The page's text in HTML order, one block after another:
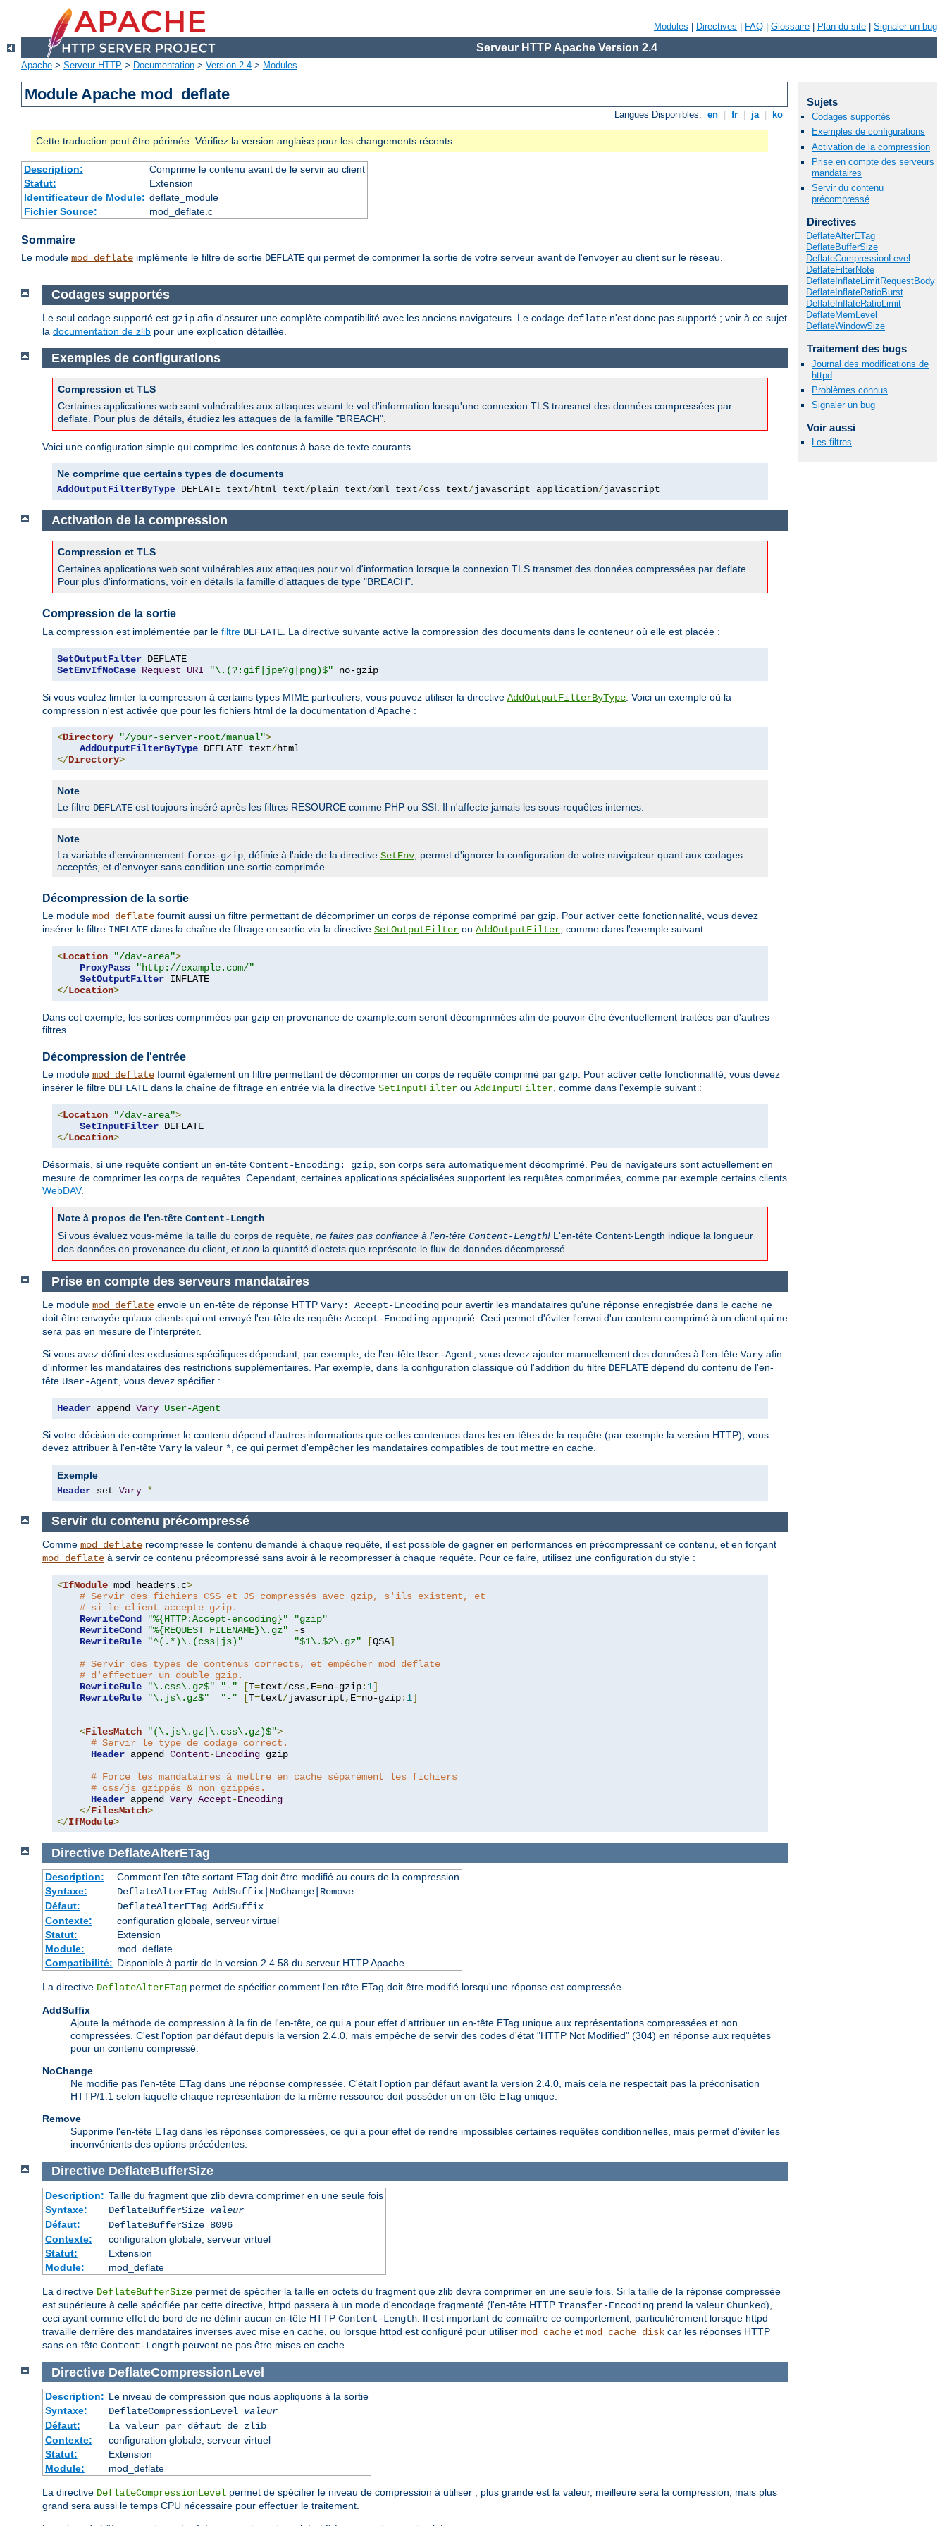
Modules Directives FAQ Glossaire Plan du site Signaler un bug
Serveur HTTP Apache Version 2.4
Apache > Serveur HTTP > Documentation > Version 2.4 > Modules
Module Apache mod_deflate
Langues Disponibles: en fr ja ko
Cette traduction peut être périmée. Vérifiez la version anglaise pour les changements récents.
Description:
Comprime le contenu avant de le servir au client
Statut:
Extension
Identificateur de Module: deflate_module
Fichier Source:
mod_deflate.c
Sommaire
Le module mod_deflate implémente le filtre de sortie DEFLATE qui permet de comprimer la sortie de votre serveur avant de l'envoyer au client sur le réseau.
Codages supportés
Le seul codage supporté est gzip afin d'assurer une complète compatibilité avec les anciens navigateurs. Le codage deflate n'est donc pas supporté ; voir à ce sujet
la documentation de zlib pour une explication détaillée.
Exemples de configurations
Compression et TLS
Certaines applications web sont vulnérables aux attaques visant le vol d'information lorsqu'une connexion TLS transmet des données compressées par
deflate. Pour plus de détails, étudiez les attaques de la famille "BREACH".
Voici une configuration simple qui comprime les contenus à base de texte courants.
Ne comprime que certains types de documents
AddOutputFilterByType DEFLATE text/html text/plain text/xml text/css text/javascript application/javascript
Activation de la compression
Compression et TLS
Certaines applications web sont vulnérables aux attaques pour vol d'information lorsque la connexion TLS transmet des données compressées par deflate.
Pour plus d'informations, voir en détails la famille d'attaques de type "BREACH".
Compression de la sortie
La compression est implémentée par le filtre DEFLATE . La directive suivante active la compression des documents dans le conteneur où elle est placée :
SetOutputFilter
SetEnvIfNoCase Request_URI "\.(?:gif|jpe?g|png)$" no-gzip
Si vous voulez limiter la compression à certains types MIME particuliers, vous pouvez utiliser la directive AddOutputFilterByType . Voici un exemple où la
compression n'est activée que pour les fichiers html de la documentation d'Apache :
<Directory "/your-server-root/manual">
AddOutputFilterByType DEFLATE text/
</Directory>
Note
Le filtre DEFLATE est toujours inséré après les filtres RESOURCE comme PHP ou SSI. Il n'affecte jamais les sous-requêtes internes.
Note
La variable d'environnement force-gzip , définie à l'aide de la directive SetEnv , permet d'ignorer la configuration de votre navigateur quant aux codages
acceptés, et d'envoyer sans condition une sortie comprimée.
Décompression de la sortie
Le module mod_deflate fournit aussi un filtre permettant de décomprimer un corps de réponse comprimé par gzip. Pour activer cette fonctionnalité, vous devez
insérer le filtre INFLATE dans la chaîne de filtrage en sortie via la directive SetOutputFilter ou AddOutputFilter , comme dans l'exemple suivant :
<Location "/dav-area">
ProxyPass
"http://example.com/"
SetOutputFilter
</Location>
Dans cet exemple, les sorties comprimées par gzip en provenance de example.com seront décomprimées afin de pouvoir être éventuellement traitées par d'autres
filtres.
Décompression de l'entrée
Le module mod_deflate fournit également un filtre permettant de décomprimer un corps de requête comprimé par gzip. Pour activer cette fonctionnalité, vous devez
insérer le filtre DEFLATE dans la chaîne de filtrage en entrée via la directive SetInputFilter ou AddInputFilter , comme dans l'exemple suivant :
<Location "/dav-area">
SetInputFilter
</Location>
Désormais, si une requête contient un en-tête Content-Encoding: gzip , son corps sera automatiquement décomprimé. Peu de navigateurs sont actuellement en
mesure de comprimer les corps de requêtes. Cependant, certaines applications spécialisées supportent les requêtes comprimées, comme par exemple certains clients
WebDAV.
Note à propos de l'en-tête Content-Length
Si vous évaluez vous-même la taille du corps de requête, ne faites pas confiance à l'en-tête Content-Length! L'en-tête Content-Length indique la longueur
des données en provenance du client, et non la quantité d'octets que représente le flux de données décompressé.
Prise en compte des serveurs mandataires
Le module mod_deflate envoie un en-tête de réponse HTTP Vary: Accept-Encoding pour avertir les mandataires qu'une réponse enregistrée dans le cache ne
doit être envoyée qu'aux clients qui ont envoyé l'en-tête de requête Accept-Encoding approprié. Ceci permet d'éviter l'envoi d'un contenu comprimé à un client qui ne
sera pas en mesure de l'interpréter.
Si vous avez défini des exclusions spécifiques dépendant, par exemple, de l'en-tête User-Agent , vous devez ajouter manuellement des données à l'en-tête Vary afin
d'informer les mandataires des restrictions supplémentaires. Par exemple, dans la configuration classique où l'addition du filtre DEFLATE dépend du contenu de l'en-
tête User-Agent , vous devez spécifier :
Header append Vary User-Agent
Si votre décision de comprimer le contenu dépend d'autres informations que celles contenues dans les en-têtes de la requête (par exemple la version HTTP), vous
devez attribuer à l'en-tête Vary la valeur * , ce qui permet d'empêcher les mandataires compatibles de tout mettre en cache.
Exemple
Header set Vary *
Servir du contenu précompressé
Comme mod_deflate recompresse le contenu demandé à chaque requête, il est possible de gagner en performances en précompressant ce contenu, et en forçant
mod_deflate à servir ce contenu précompressé sans avoir à le recompresser à chaque requête. Pour ce faire, utilisez une configuration du style :
<IfModule mod_headers. c>
# Servir des fichiers CSS et JS compressés avec gzip, s'ils existent, et
# si le client accepte gzip.
RewriteCond
"%{HTTP:Accept-encoding}"
"gzip"
RewriteCond
"%{REQUEST_FILENAME}\.gz" -s
RewriteRule
"^(.*)\.(css|js)" "$1\.$2\.gz" [QSA]
# Servir des types de contenus corrects, et empêcher mod_deflate
# d'effectuer un double gzip.
RewriteRule
"\.css\.gz$" "-" [T=text/css, E=no-gzip: 1]
RewriteRule
"\.js\.gz$" "-" [T=text/javascript, E=no-gzip: 1]
<FilesMatch "(\.js\.gz|\.css\.gz)$">
# Servir le type de codage correct.
Header append Content-Encoding gzip
# Force les mandataires à mettre en cache séparément les fichiers
# css/js gzippés & non gzippés.
Header append Vary Accept-Encoding
</FilesMatch>
</IfModule>
Directive DeflateAlterETag
Description:
Comment l'en-tête sortant ETag doit être modifié au cours de la compression
Syntaxe:
DeflateAlterETag AddSuffix|NoChange|Remove
Défaut:
DeflateAlterETag AddSuffix
Contexte:
configuration globale, serveur virtuel
Statut:
Extension
Module:
mod_deflate
Compatibilité: Disponible à partir de la version 2.4.58 du serveur HTTP Apache
La directive DeflateAlterETag permet de spécifier comment l'en-tête ETag doit être modifié lorsqu'une réponse est compressée.
AddSuffix
Ajoute la méthode de compression à la fin de l'en-tête, ce qui a pour effet d'attribuer un en-tête ETag unique aux représentations compressées et non
compressées. C'est l'option par défaut depuis la version 2.4.0, mais empêche de servir des codes d'état "HTTP Not Modified" (304) en réponse aux requêtes
pour un contenu compressé.
NoChange
Ne modifie pas l'en-tête ETag dans une réponse compressée. C'était l'option par défaut avant la version 2.4.0, mais cela ne respectait pas la préconisation
HTTP/1.1 selon laquelle chaque représentation de la même ressource doit posséder un en-tête ETag unique.
Remove
Supprime l'en-tête ETag dans les réponses compressées, ce qui a pour effet de rendre impossibles certaines requêtes conditionnelles, mais permet d'éviter les
inconvénients des options précédentes.
Directive DeflateBufferSize
Description: Taille du fragment que zlib devra comprimer en une seule fois
Syntaxe:
DeflateBufferSize valeur
Défaut:
DeflateBufferSize 8096
Contexte:
configuration globale, serveur virtuel
Statut:
Extension
Module:
mod_deflate
La directive DeflateBufferSize permet de spécifier la taille en octets du fragment que zlib devra comprimer en une seule fois. Si la taille de la réponse compressée
est supérieure à celle spécifiée par cette directive, httpd passera à un mode d'encodage fragmenté (l'en-tête HTTP Transfer-Encoding prend la valeur Chunked),
ceci ayant comme effet de bord de ne définir aucun en-tête HTTP Content-Length . Il est important de connaître ce comportement, particulièrement lorsque httpd
travaille derrière des mandataires inverses avec mise en cache, ou lorsque httpd est configuré pour utiliser mod_cache et mod_cache_disk car les réponses HTTP
sans en-tête Content-Length peuvent ne pas être mises en cache.
Directive DeflateCompressionLevel
Description: Le niveau de compression que nous appliquons à la sortie
Syntaxe:
DeflateCompressionLevel valeur
Défaut:
La valeur par défaut de zlib
Contexte:
configuration globale, serveur virtuel
Statut:
Extension
Module:
mod_deflate
La directive DeflateCompressionLevel permet de spécifier le niveau de compression à utiliser ; plus grande est la valeur, meilleure sera la compression, mais plus
grand sera aussi le temps CPU nécessaire pour effectuer le traitement.
Sujets
Codages supportés
Exemples de configurations
Activation de la compression
Prise en compte des serveurs
mandataires
Servir du contenu
précompressé
Directives
DeflateAlterETag
DeflateBufferSize
DeflateCompressionLevel
DeflateFilterNote
DeflateInflateLimitRequestBody
DeflateInflateRatioBurst
DeflateInflateRatioLimit
DeflateMemLevel
DeflateWindowSize
Traitement des bugs
Journal des modifications de
httpd
Problèmes connus
Signaler un bug
Voir aussi
Les filtres